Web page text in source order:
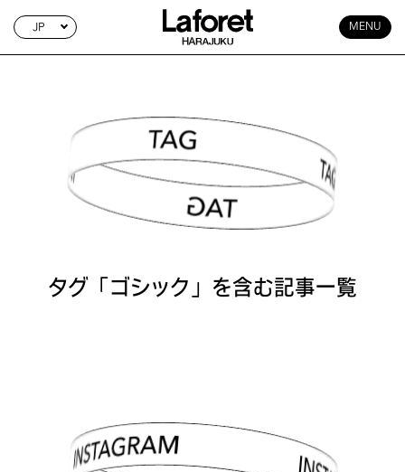
JP MENU
TAG SEARCH
タグ「ゴシック」を含む記事一覧